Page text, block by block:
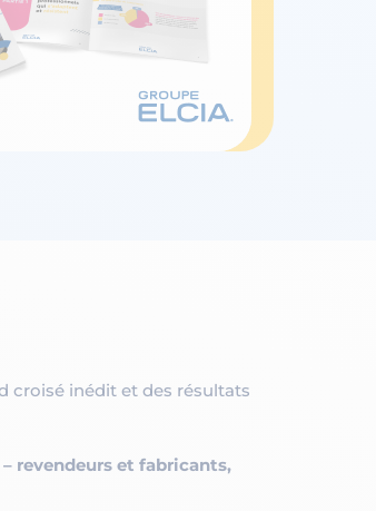
croisé inédit et des résultats
revendeurs et fabricants,